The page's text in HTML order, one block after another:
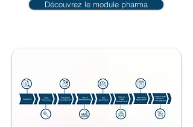
Découvrez le module pharma